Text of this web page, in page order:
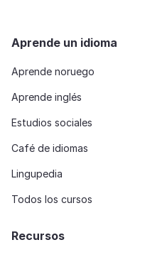
Aprende un idioma
Aprende noruego
Aprende inglés
Estudios sociales
Café de idiomas
Lingupedia
Todos los cursos
Recursos